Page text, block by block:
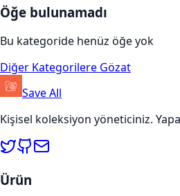
Öğe bulunamadı
Bu kategoride henüz öğe yok
Diğer Kategorilere Gözat
Save All
Kişisel koleksiyon yöneticiniz.
Ürün